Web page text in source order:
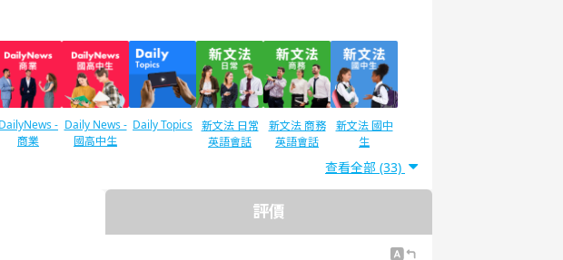
DailyNews -
商業
Daily News -
國高中生
Daily Topics 新文法 日常
英語會話
新文法 商務
英語會話
新文法 國中
生
口語測驗對策 TOEIC®L&R TOEIC®L&R
TOEIC ®
語法
查看全部 (33)
評價